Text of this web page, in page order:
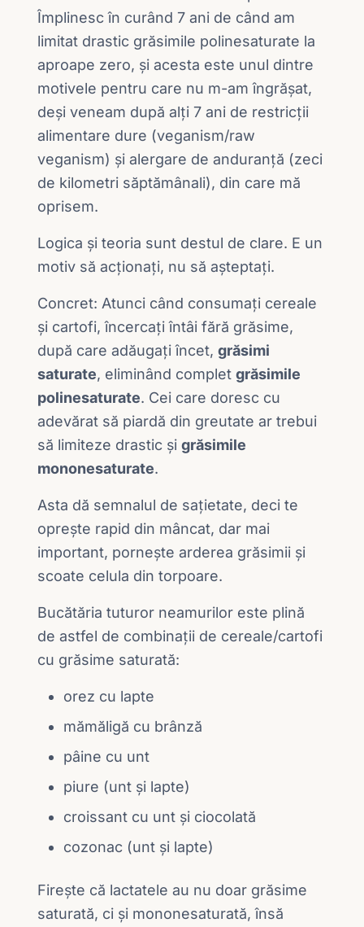
Împlinesc în curând 7 ani de când am
limitat drastic grăsimile polinesaturate la
aproape zero, și acesta este unul dintre
motivele pentru care nu m-am îngrășat,
deși veneam după alți 7 ani de restricții
alimentare dure (veganism/raw
veganism) și alergare de anduranță (zeci
de kilometri săptămânali), din care mă
oprisem.
Logica și teoria sunt destul de clare. E un
motiv să acționați, nu să așteptați.
Concret: Atunci când consumați cereale
și cartofi, încercați întâi fără grăsime,
după care adăugați încet,grăsimi
saturate, eliminând completgrăsimile
polinesaturate. Cei care doresc cu
adevărat să piardă din greutate ar trebui
să limiteze drastic șigrăsimile
mononesaturate.
Asta dă semnalul de sațietate, deci te
oprește rapid din mâncat, dar mai
important, pornește arderea grăsimii și
scoate celula din torpoare.
Bucătăria tuturor neamurilor este plină
de astfel de combinații de cereale/cartofi
cu grăsime saturată:
orez cu lapte
mămăligă cu brânză
pâine cu unt
piure (unt și lapte)
croissant cu unt și ciocolată
cozonac (unt și lapte)
Firește că lactatele au nu doar grăsime
saturată, ci și mononesaturată, însă